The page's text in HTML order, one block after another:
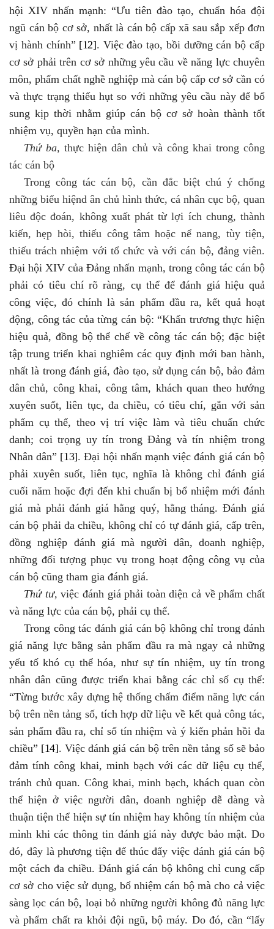
hội XIV nhấn mạnh: “Ưu tiên đào tạo, chuẩn hóa đội
ngũ cán bộ cơ sở, nhất là cán bộ cấp xã sau sắp xếp đơn
vị hành chính” [12]. Việc đào tạo, bồi dưỡng cán bộ cấp
cơ sở phải trên cơ sở những yêu cầu về năng lực chuyên
môn, phẩm chất nghề nghiệp mà cán bộ cấp cơ sở cần có
và thực trạng thiếu hụt so với những yêu cầu này để bổ
sung kịp thời nhằm giúp cán bộ cơ sở hoàn thành tốt
nhiệm vụ, quyền hạn của mình.
Thứ ba, thực hiện dân chủ và công khai trong công
tác cán bộ
Trong công tác cán bộ, cần đắc biệt chú ý chống
những biểu hiệnd ân chủ hình thức, cá nhân cục bộ, quan
liêu độc đoán, không xuất phát từ lợi ích chung, thành
kiến, hẹp hòi, thiếu công tâm hoặc nể nang, tùy tiện,
thiếu trách nhiệm với tổ chức và với cán bộ, đảng viên.
Đại hội XIVcủaĐảng nhấn mạnh, trong công tác cán bộ
phải có tiêu chí rõ ràng, cụ thể để đánh giá hiệu quả
công việc, đó chính là sản phẩm đầu ra, kết quả hoạt
động, công tác của từng cán bộ: “Khẩn trương thực hiện
hiệu quả, đồng bộ thể chế về công tác cán bộ; đặc biệt
tập trung triển khai nghiêm các quy định mới ban hành,
nhất là trong đánh giá, đào tạo, sử dụng cán bộ, bảo đảm
dân chủ, công khai, công tâm, khách quan theo hướng
xuyên suốt, liên tục, đa chiều, có tiêu chí, gắn với sản
phẩm cụ thể, theo vị trí việc làm và tiêu chuẩn chức
danh; coi trọng uy tín trong Đảng và tín nhiệm trong
Nhân dân” [13].Đại hội nhấn mạnh việc đánh giá cán bộ
phải xuyên suốt, liên tục, nghĩa là không chỉ đánh giá
cuối năm hoặc đợi đến khi chuẩn bị bổ nhiệm mới đánh
giá mà phải đánh giá hằng quý, hằng tháng. Đánh giá
cán bộ phải đa chiều, không chỉ có tự đánh giá, cấp trên,
đồng nghiệp đánh giá mà người dân, doanh nghiệp,
những đối tượng phục vụ trong hoạt động công vụ của
cán bộ cũng tham gia đánh giá.
Thứ tư, việc đánh giá phải toàn diện cả về phẩm chất
và năng lực của cán bộ, phải cụ thể.
Trong công tác đánh giá cán bộ không chỉ trong đánh
giá năng lực bằng sản phẩm đầu ra mà ngay cả những
yếu tố khó cụ thể hóa, như sự tín nhiệm, uy tín trong
nhân dân cũng được triển khai bằng các chỉ số cụ thể:
“Từng bước xây dựng hệ thống chấm điểm năng lực cán
bộ trên nền tảng số, tích hợp dữ liệu về kết quả công tác,
sản phẩm đầu ra, chỉ số tín nhiệm và ý kiến phản hồi đa
chiều” [14]. Việc đánh giá cán bộ trên nền tảng số sẽ bảo
đảm tính công khai, minh bạch với các dữ liệu cụ thể,
tránh chủ quan. Công khai, minh bạch, khách quan còn
thể hiện ở việc người dân, doanh nghiệp dễ dàng và
thuận tiện thể hiện sự tín nhiệm hay không tín nhiệm của
mình khi các thông tin đánh giá này được bảo mật. Do
đó, đây là phương tiện để thúc đẩy việc đánh giá cán bộ
một cách đa chiều. Đánh giá cán bộ không chỉ cung cấp
cơ sở cho việc sử dụng, bổ nhiệm cán bộ mà cho cả việc
sàng lọc cán bộ, loại bỏ những người không đủ năng lực
và phẩm chất ra khỏi đội ngũ, bộ máy. Do đó, cần“lấy